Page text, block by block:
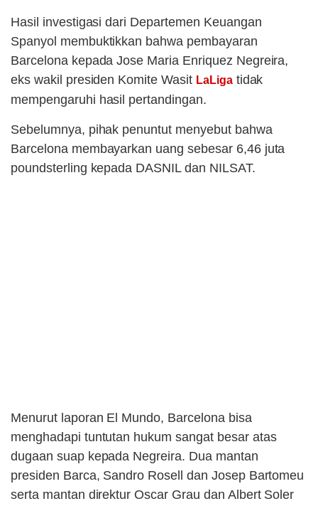
Hasil investigasi dari Departemen Keuangan
Spanyol membuktikkan bahwa pembayaran
Barcelona kepada Jose Maria Enriquez Negreira,
eks wakil presiden Komite Wasit LaLigatidak
mempengaruhi hasil pertandingan.
Sebelumnya, pihak penuntut menyebut bahwa
Barcelona membayarkan uang sebesar 6,46 juta
poundsterling kepada DASNIL dan NILSAT.
Menurut laporan El Mundo, Barcelona bisa
menghadapi tuntutan hukum sangat besar atas
dugaan suap kepada Negreira. Dua mantan
presiden Barca, Sandro Rosell dan Josep Bartomeu
serta mantan direktur Oscar Grau dan Albert Soler